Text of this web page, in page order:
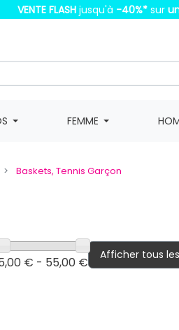
VENTE FLASH jusqu'à -40%* sur
FEMME
Baskets, Tennis Garçon
€ - 55,00 €
Afficher tous